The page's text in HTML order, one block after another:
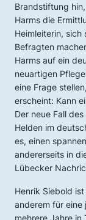
Brandstiftung
Harms die
Heimleiterin,
Befragten
Harms auf ein
neuartigen
eine Frage
erscheint: Kann
Der neue Fall
Helden im
es, einen
andererseits in
Lübecker
Henrik Siebold
anderem für eine
mehrere Jahre in